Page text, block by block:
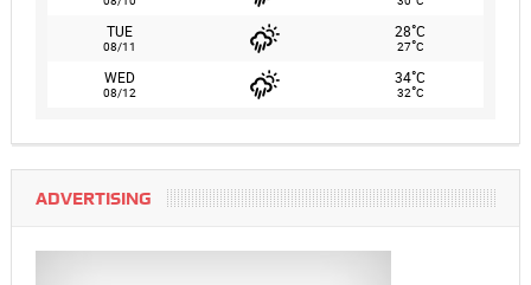
TUE
08/11
28°C
27°C
WED
08/12
34°C
32°C
ADVERTISING